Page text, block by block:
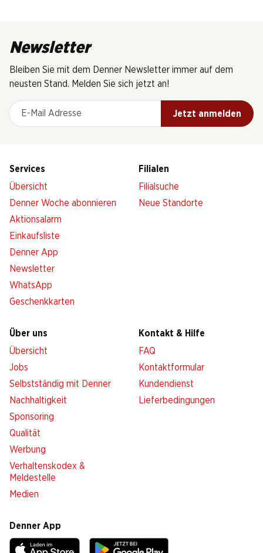
Newsletter
Bleiben Sie mit dem Denner Newsletter immer auf dem
neusten Stand. Melden Sie sich jetzt an!
E-Mail Adresse
Jetzt anmelden
Services
Übersicht
Denner Woche abonnieren
Aktionsalarm
Einkaufsliste
Denner App
Newsletter
WhatsApp
Geschenkkarten
Filialen
Filialsuche
Neue Standorte
Über uns
Übersicht
Jobs
Selbstständig mit Denner
Nachhaltigkeit
Sponsoring
Qualität
Werbung
Verhaltenskodex &
Meldestelle
Medien
Kontakt & Hilfe
FAQ
Kontaktformular
Kundendienst
Lieferbedingungen
Denner App